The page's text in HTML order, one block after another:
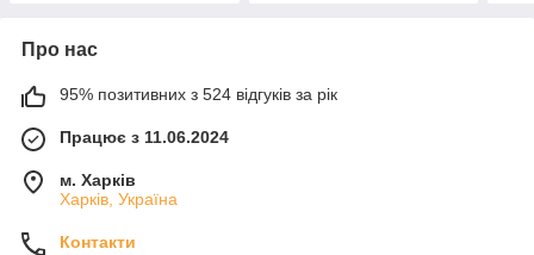
Про нас
95% позитивних з 524 відгуків за рік
Працює з 11.06.2024
м. Харків
Харків, Україна
Контакти